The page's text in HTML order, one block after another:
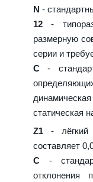
N -
12 -
размерную
серии и
C -
статическая
Z1 - лёгкий
составляет
C -